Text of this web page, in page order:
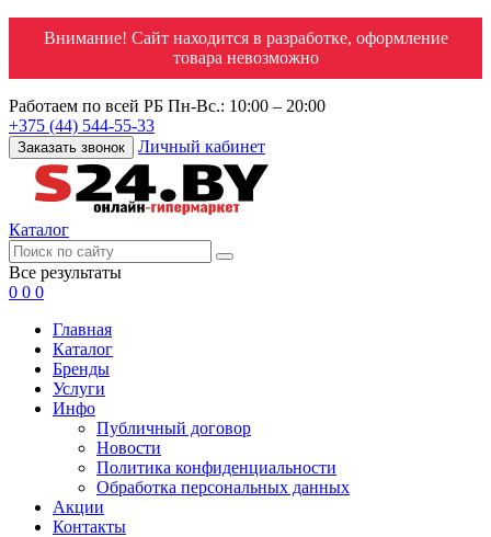
Внимание! Сайт находится в разработке, оформление
товара невозможно
Работаем по всей РБ Пн-Вс.: 10:00 – 20:00
+375 (44) 544-55-33
Заказать звонок Личный кабинет
Каталог
Все результаты
0 0 0
Главная
Каталог
Бренды
Услуги
Инфо
Публичный договор
Новости
Политика конфиденциальности
Обработка персональных данных
Акции
Контакты